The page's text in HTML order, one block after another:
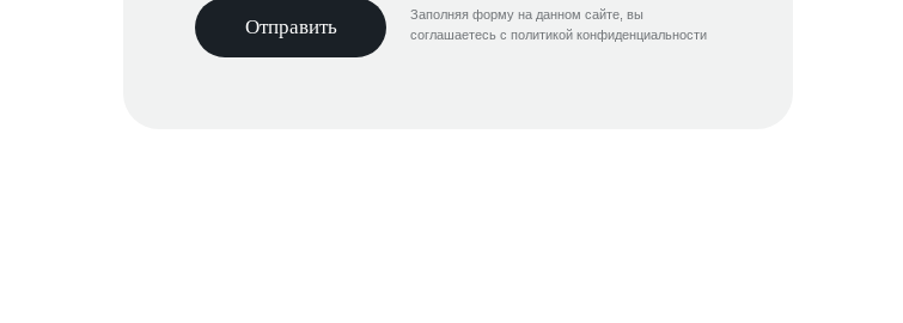
Заполняя форму на данном сайте, вы
соглашаетесь с политикой конфиденциальности
Отправить